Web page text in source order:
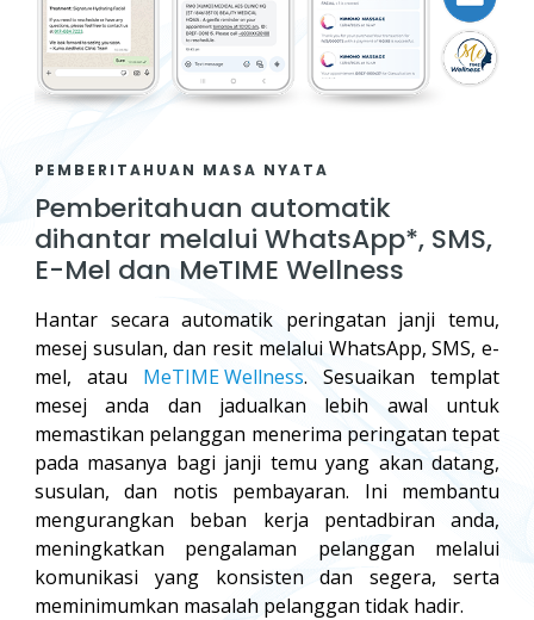
PEMBERITAHUAN MASA NYATA
Pemberitahuan automatik
dihantar melalui WhatsApp*, SMS,
E-Mel dan MeTIME Wellness
Hantar secara automatik peringatan janji temu,
mesej susulan, dan resit melalui WhatsApp, SMS, e-
mel, atau MeTIME Wellness. Sesuaikan templat
mesej anda dan jadualkan lebih awal untuk
memastikan pelanggan menerima peringatan tepat
pada masanya bagi janji temu yang akan datang,
susulan, dan notis pembayaran. Ini membantu
mengurangkan beban kerja pentadbiran anda,
meningkatkan pengalaman pelanggan melalui
komunikasi yang konsisten dan segera, serta
meminimumkan masalah pelanggan tidak hadir.